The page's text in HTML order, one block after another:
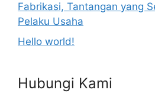
Fabrikasi, Tantangan yang
Pelaku Usaha
Hello world!
Hubungi Kami